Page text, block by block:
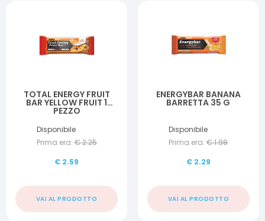
TOTAL ENERGY FRUIT
BAR YELLOW FRUIT 1
PEZZO
Disponibile
Prima era: €2.25
€ 2.59
VAI AL PRODOTTO
ENERGYBAR BANANA
BARRETTA 35 G
Disponibile
Prima era: €1.98
€ 2.29
VAI AL PRODOTTO